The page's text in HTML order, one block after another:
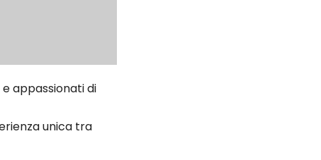
appassionati di
unica tra